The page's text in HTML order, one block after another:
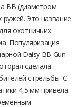
BB (диаметром
ружей. Это название
охотничьих
Популяризация
Daisy BB Gun
сделала
стрельбы. С
4,5 мм привела